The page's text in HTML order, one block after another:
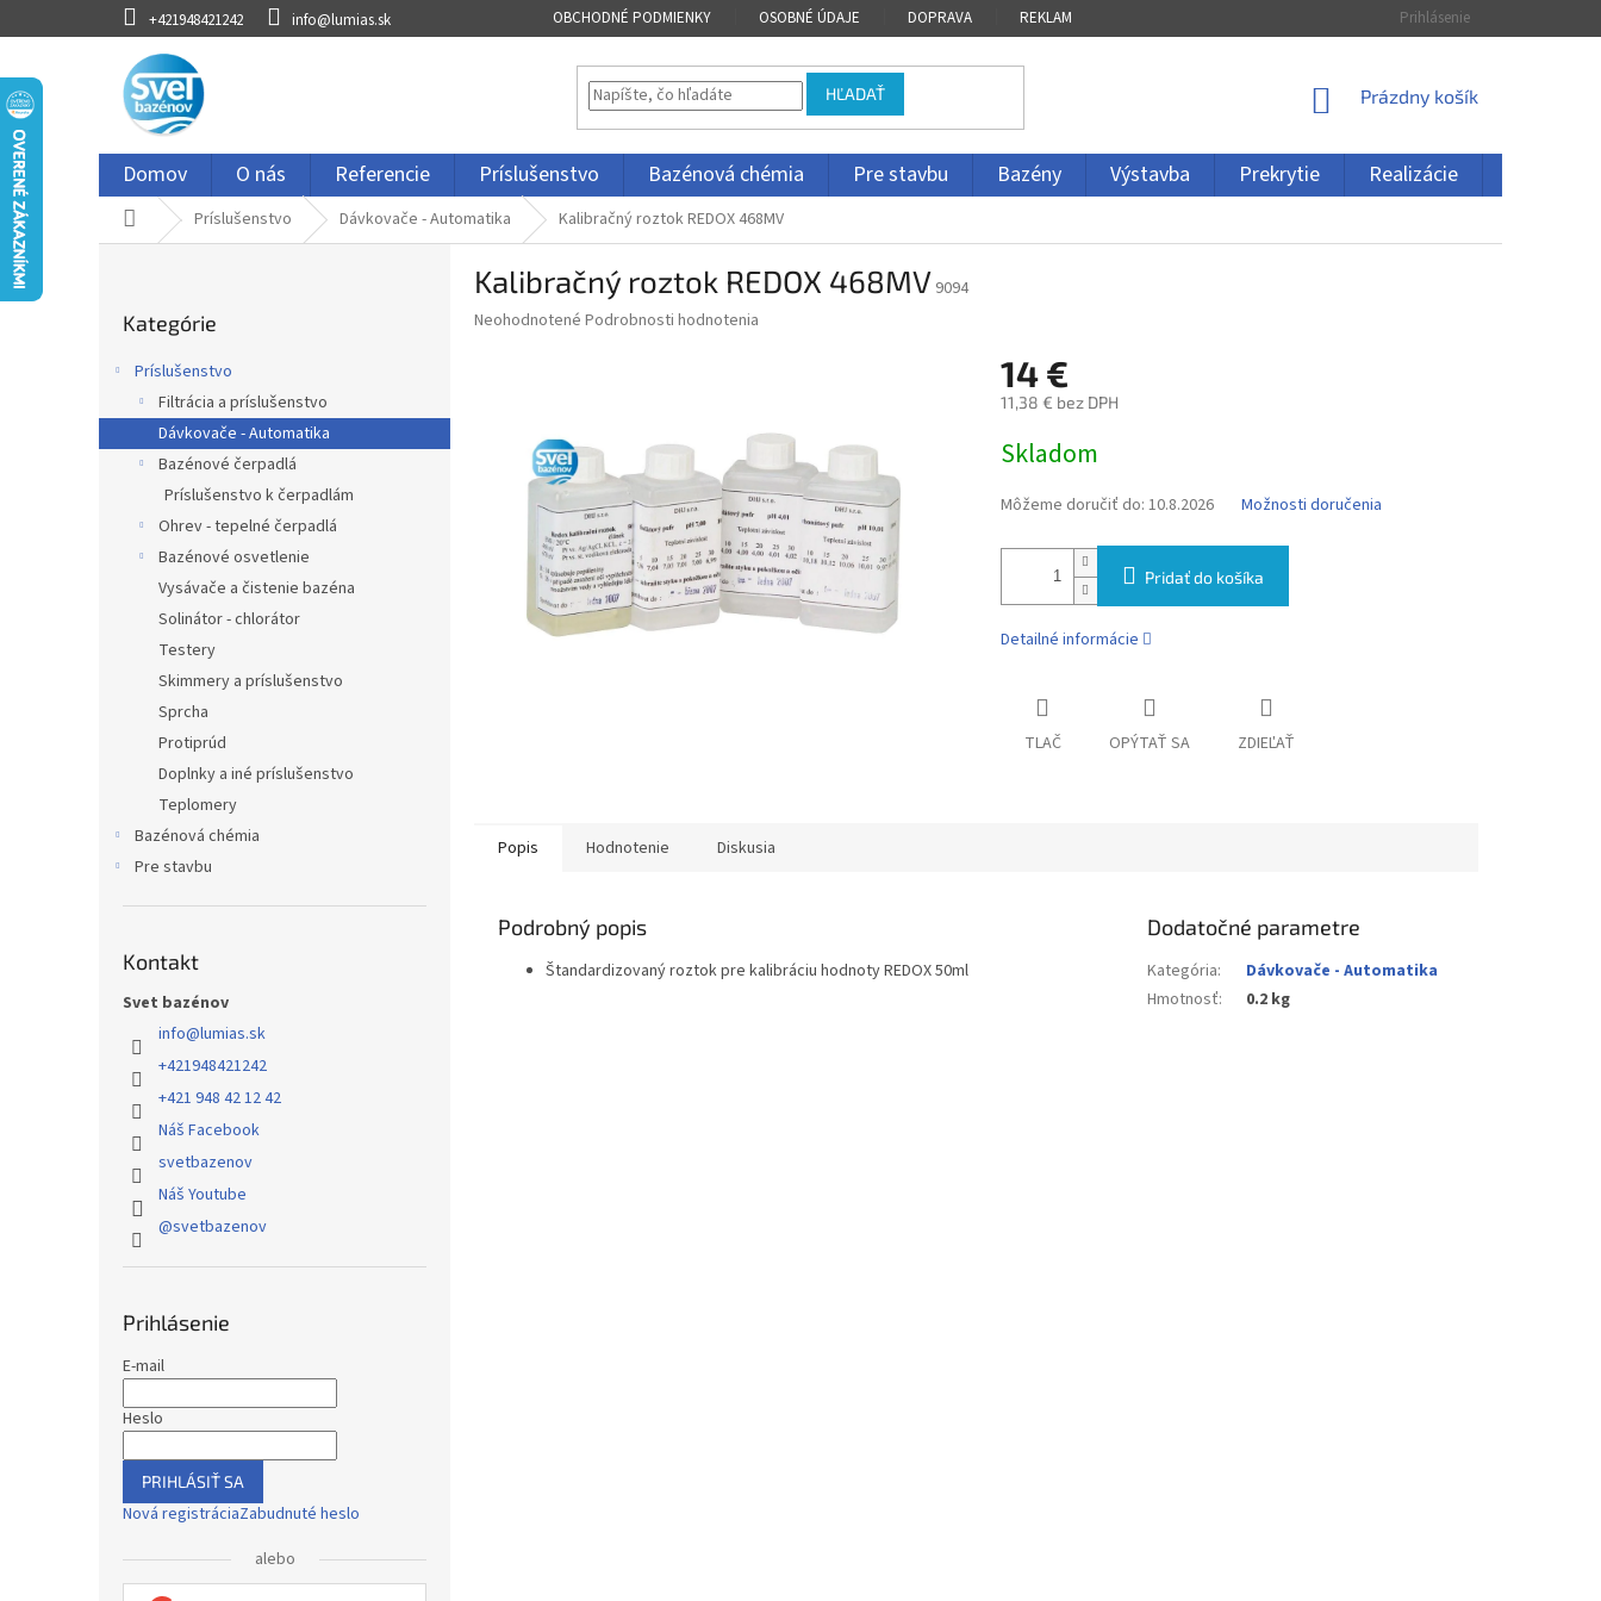
na
+421948421242 info@lumias.sk OBCHODNÉ PODMIENKY OSOBNÉ ÚDAJE DOPRAVA REKLAMÁCIA Prihlásenie
HĽADAŤ
NÁKUPNÝ
Prázdny košík
Domov O nás Referencie Príslušenstvo Bazénová chémia Pre stavbu Bazény Výstavba Prekrytie Realizácie
DomovPríslušenstvo Dávkovače - Automatika Kalibračný roztok REDOX 468MV
a
kategórie
Kategórie
Príslušenstvo
Filtrácia a príslušenstvo
Dávkovače - Automatika
Bazénové čerpadlá
Príslušenstvo k čerpadlám
Ohrev - tepelné čerpadlá
Bazénové osvetlenie
Vysávače a čistenie bazéna
Solinátor - chlorátor
Testery
Skimmery a príslušenstvo
Sprcha
Protiprúd
Doplnky a iné príslušenstvo
Teplomery
Bazénová chémia
Pre stavbu
Kontakt
Svet bazénov
info@lumias.sk
+421948421242
+421 948 42 12 42
Náš Facebook
svetbazenov
Náš Youtube
@svetbazenov
Prihlásenie
E-mail
Heslo
PRIHLÁSIŤ SA
Nová registráciaZabudnuté heslo
alebo
Kalibračný roztok REDOX 468MV 9094
Priemerné
hviezdičiek.
Neohodnotené Podrobnosti hodnotenia
14 €
11,38 € bez DPH
cena:
Skladom
Môžeme doručiť do: 10.8.2026 Možnosti doručenia
Pridať do košíka
Detailné informácie
TLAČ OPÝTAŤ SA ZDIEĽAŤ
Popis Hodnotenie Diskusia
Podrobný popis
Štandardizovaný roztok pre kalibráciu hodnoty REDOX 50ml
Dodatočné parametre
Kategória:
Dávkovače - Automatika
Hmotnosť: 0.2 kg